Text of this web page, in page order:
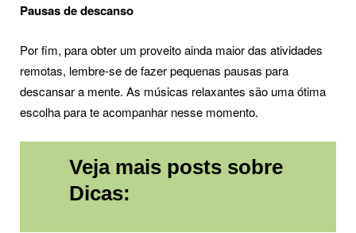
Pausas de descanso
Por fim, para obter um proveito ainda maior das atividades
remotas, lembre-se de fazer pequenas pausas para
descansar a mente. As músicas relaxantes são uma ótima
escolha para te acompanhar nesse momento.
Veja mais posts sobre
Dicas: